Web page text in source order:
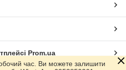
Prom.ua
час. Ви можете залишити